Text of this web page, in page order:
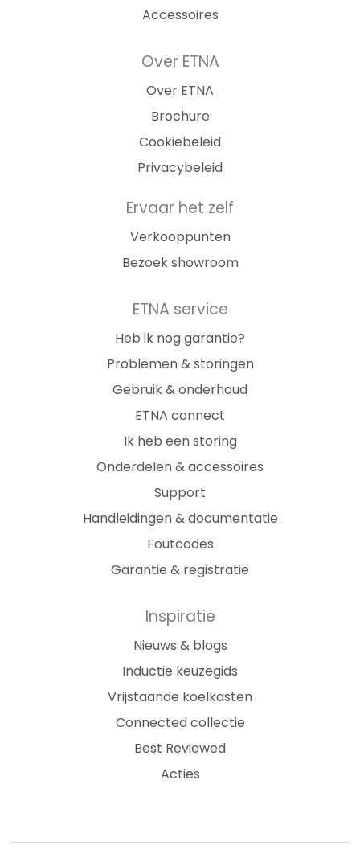
Accessoires
Over ETNA
Over ETNA
Brochure
Cookiebeleid
Privacybeleid
Ervaar het zelf
Verkooppunten
Bezoek showroom
ETNA service
Heb ik nog garantie?
Problemen & storingen
Gebruik & onderhoud
ETNA connect
Ik heb een storing
Onderdelen & accessoires
Support
Handleidingen & documentatie
Foutcodes
Garantie & registratie
Inspiratie
Nieuws & blogs
Inductie keuzegids
Vrijstaande koelkasten
Connected collectie
Best Reviewed
Acties